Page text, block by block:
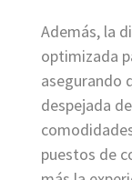
Además, la
optimizada
asegurando
despejada
puestos de